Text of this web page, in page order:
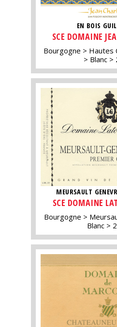
EN BOIS
SCE DOMAINE
Bourgogne
Hautes
Blanc
MEURSAULT
SCE DOMAINE
Bourgogne
Blanc